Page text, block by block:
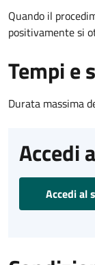
Quando il
positivamente si
Tempi e
Durata massima
Accedi
Accedi al